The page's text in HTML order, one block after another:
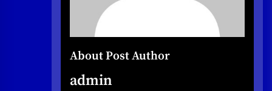
About Post Author
admin